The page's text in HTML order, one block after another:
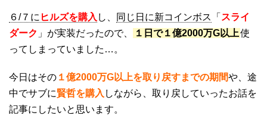
６/７に ヒルズを購入 し、 同じ日に新コインボス 「 スライ
ダーク 」が実装だったので、 １日で１億2000万G以上使
ってしまっていました…。
今日はその １億2000万G以上を取り戻すまでの期間や、途
中でサブに賢哲を購入 しながら、取り戻していったお話を
記事にしたいと思います。